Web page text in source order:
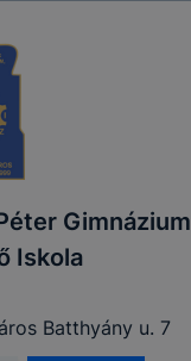
Iskola
Batthyány u. 7